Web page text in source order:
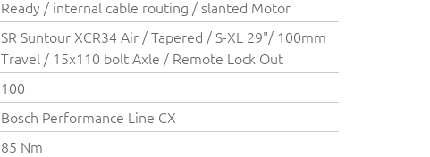
Ready / internal cable routing / slanted Motor
SR Suntour XCR34 Air / Tapered / S-XL 29"/ 100mm
Travel / 15x110 bolt Axle / Remote Lock Out
100
Bosch Performance Line CX
85 Nm